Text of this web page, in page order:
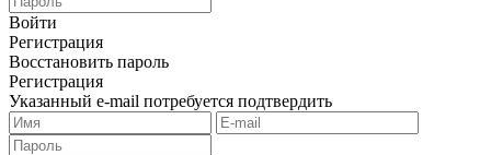
Войти
Регистрация
Восстановить пароль
Регистрация
Указанный e-mail потребуется подтвердить